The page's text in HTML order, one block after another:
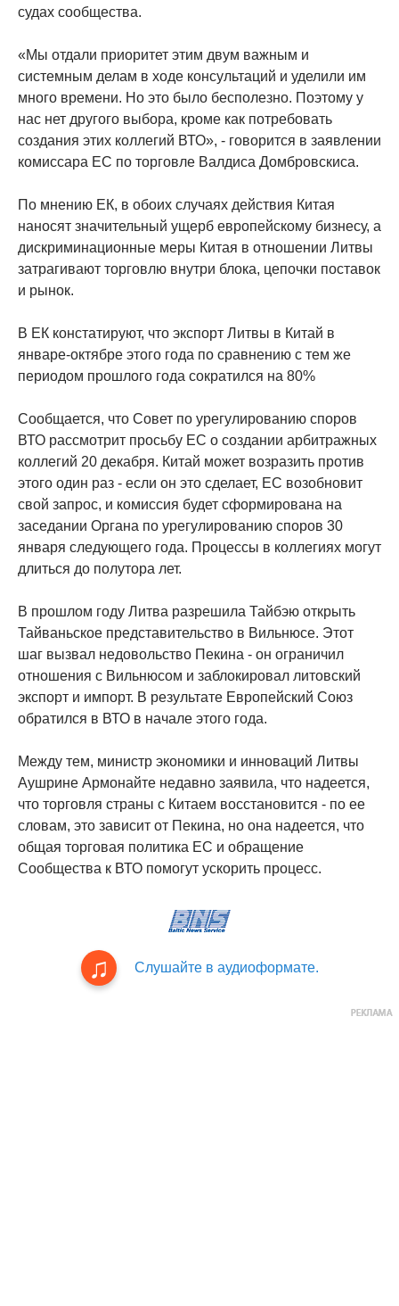
судах сообщества.
«Мы отдали приоритет этим двум важным и
системным делам в ходе консультаций и уделили им
много времени. Но это было бесполезно. Поэтому у
нас нет другого выбора, кроме как потребовать
создания этих коллегий ВТО», - говорится в заявлении
комиссара ЕС по торговле Валдиса Домбровскиса.
По мнению ЕК, в обоих случаях действия Китая
наносят значительный ущерб европейскому бизнесу, а
дискриминационные меры Китая в отношении Литвы
затрагивают торговлю внутри блока, цепочки поставок
и рынок.
В ЕК констатируют, что экспорт Литвы в Китай в
январе-октябре этого года по сравнению с тем же
периодом прошлого года сократился на 80%
Сообщается, что Совет по урегулированию споров
ВТО рассмотрит просьбу ЕС о создании арбитражных
коллегий 20 декабря. Китай может возразить против
этого один раз - если он это сделает, ЕС возобновит
свой запрос, и комиссия будет сформирована на
заседании Органа по урегулированию споров 30
января следующего года. Процессы в коллегиях могут
длиться до полутора лет.
В прошлом году Литва разрешила Тайбэю открыть
Тайваньское представительство в Вильнюсе. Этот
шаг вызвал недовольство Пекина - он ограничил
отношения с Вильнюсом и заблокировал литовский
экспорт и импорт. В результате Европейский Союз
обратился в ВТО в начале этого года.
Между тем, министр экономики и инноваций Литвы
Аушрине Армонайте недавно заявила, что надеется,
что торговля страны с Китаем восстановится - по ее
словам, это зависит от Пекина, но она надеется, что
общая торговая политика ЕС и обращение
Сообщества к ВТО помогут ускорить процесс.
Слушайте в аудиоформате.